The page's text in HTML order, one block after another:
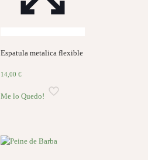
Espatula metalica flexible
14,00€
Me lo Quedo!